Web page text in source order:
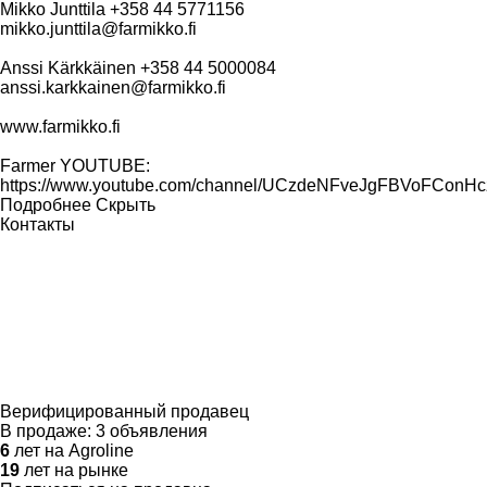
Mikko Junttila +358 44 5771156
mikko.junttila@farmikko.fi
Anssi Kärkkäinen +358 44 5000084
anssi.karkkainen@farmikko.fi
www.farmikko.fi
Farmer YOUTUBE:
https://www.youtube.com/channel/
Подробнее Скрыть
Контакты
Верифицированный продавец
В продаже: 3 объявления
6 лет на Agroline
19 лет на рынке